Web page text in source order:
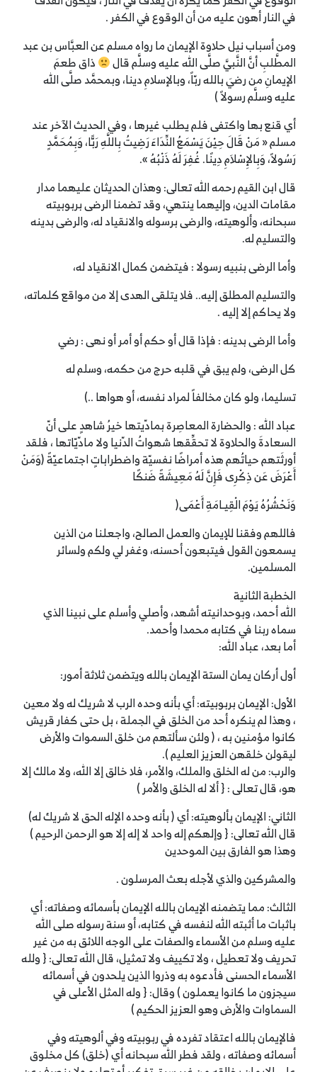
في النار أهون عليه من أن الوقوع في الكفر .
ومن أسباب نيل حلاوة الإيمان ما رواه مسلم عن العبَّاس بن عبد
المطَّلبِ أنَّ النَّبيَّ صلَّى الله عليه وسلَّم قال
ذاق طعمَ
الإيمانِ من رضيَ بالله ربّاً، وبالإسلامِ دينا، وبمحمَّد صلَّى الله
عليه وسلَّم رسولاً )
أي قنع بها واكتفى فلم يطلب غيرها ، وفي الحديث الآخر عند
مسلم « مَنْ قَالَ حِيْنَ يَسْمَعُ النِّدَاءَ رَضِيتُ بِاللَّهِ رَبًّا، وَبِمُحَمَّدٍ
رَسُولاً، وَبِالإِسْلاَمِ دِينًا. غُفِرَ لَهُ ذَنْبُهُ ».
قال ابن القيم رحمه الله تعالى: وهذان الحديثان عليهما مدار
مقامات الدين، وإليهما ينتهي، وقد تضمنا الرضى بربوبيته
سبحانه، وألوهيته، والرضى برسوله والانقياد له، والرضى بدينه
والتسليم له.
وأما الرضى بنبيه رسولا : فيتضمن كمال الانقياد له،
والتسليم المطلق إليه.. فلا يتلقى الهدى إلا من مواقع كلماته،
ولا يحاكم إلا إليه .
وأما الرضى بدينه : فإذا قال أو حكم أو أمر أو نهى : رضي
كل الرضى، ولم يبق في قلبه حرج من حكمه، وسلم له
تسليما، ولو كان مخالفاً لمراد نفسه، أو هواها ..)
عباد الله : والحضارة المعاصِرة بمادّيتها خيرُ شاهدٍ على أنّ
السعادةَ والحلاوة لا تحقِّقها شهواتُ الدّنيا ولا مادّيّاتها ، فلقد
أورثَتهم حياتُهم هذه أمراضًا نفسيّة واضطراباتٍ اجتماعيّةً (وَمَنْ
أَعْرَضَ عَن ذِكْرِى فَإِنَّ لَهُ مَعِيشَةً ضَنكًا
وَنَحْشُرُهُ يَوْمَ الْقِيـامَةِ أَعْمَى(
فاللهم وفقنا للإيمان والعمل الصالح، واجعلنا من الذين
يسمعون القول فيتبعون أحسنه، وغفر لي ولكم ولسائر
المسلمين.
الخطبة الثانية
الله أحمد، وبوحدانيته أشهد، وأصلي وأسلم على نبينا الذي
سماه ربنا في كتابه محمدا وأحمد.
أما بعد، عباد الله:
أول أركان يمان الستة الإيمان بالله ويتضمن ثلاثة أمور:
الأول: الإيمان بربوبيته: أي بأنه وحده الرب لا شريك له ولا معين
، وهذا لم ينكره أحد من الخلق في الجملة ، بل حتى كفار قريش
كانوا مؤمنين به ، ( ولئن سألتهم من خلق السموات والأرض
ليقولن خلقهن العزيز العليم ).
والرب: من له الخلق والملك، والأمر، فلا خالق إلا الله، ولا مالك إلا
هو، قال تعالى : { ألا له الخلق والأمر )
الثاني: الإيمان بألوهيته: أي ( بأنه وحده الإله الحق لا شريك له)
قال الله تعالى: { وإلهكم إله واحد لا إله إلا هو الرحمن الرحيم )
وهذا هو الفارق بين الموحدين
والمشركين والذي لأجله بعث المرسلون .
الثالث: مما يتضمنه الإيمان بالله الإيمان بأسمائه وصفاته: أي
باثبات ما أثبته الله لنفسه في كتابه، أو سنة رسوله صلى الله
عليه وسلم من الأسماء والصفات على الوجه اللائق به من غير
تحريف ولا تعطيل ، ولا تكييف ولا تمثيل، قال الله تعالى: { ولله
الأسماء الحسنى فأدعوه به وذروا الذين يلحدون في أسمائه
سيجزون ما كانوا يعملون ) وقال: { وله المثل الأعلى في
السماوات والأرض وهو العزيز الحكيم )
فالإيمان بالله اعتقاد تفرده في ربوبيته وفي ألوهيته وفي
أسمائه وصفاته ، ولقد فطر الله سبحانه أي (خلق) كل مخلوق